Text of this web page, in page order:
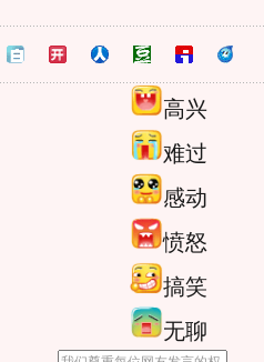
高兴
难过
感动
愤怒
搞笑
无聊